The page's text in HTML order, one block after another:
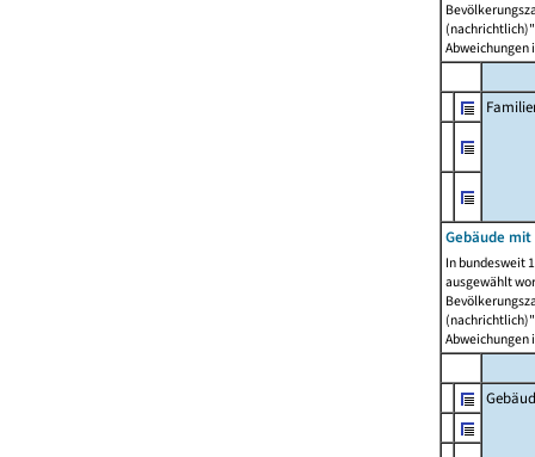
Abweichungen
Gebäude
In bundesweit
ausgewählt
Abweichungen